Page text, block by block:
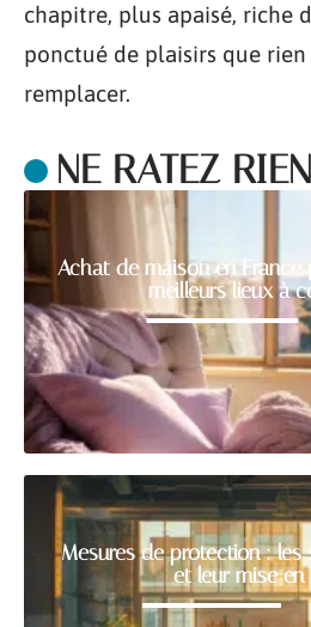
chapitre, plus apaisé, riche
ponctué de plaisirs que
remplacer.
NE RATEZ
Achat de maison en France
meilleurs lieux à
Mesures de protection : les
et leur mise